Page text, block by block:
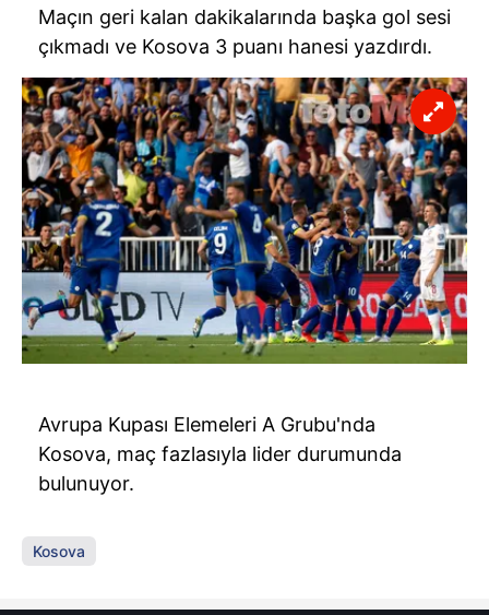
Maçın geri kalan dakikalarında başka gol sesi
çıkmadı ve Kosova 3 puanı hanesi yazdırdı.
Avrupa Kupası Elemeleri A Grubu'nda
Kosova, maç fazlasıyla lider durumunda
bulunuyor.
Kosova